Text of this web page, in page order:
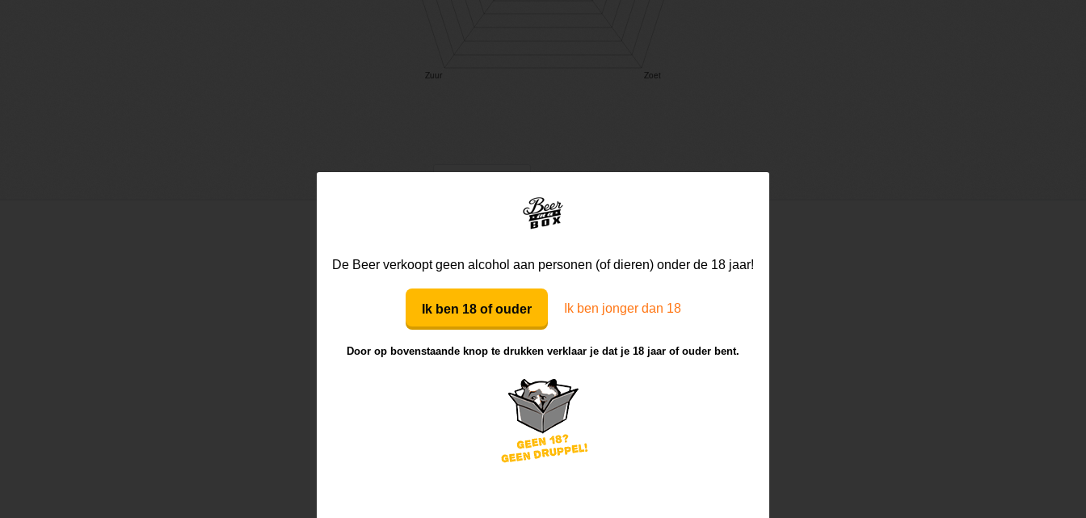
Mijn review bij dit bier
De Beer verkoopt geen alcohol aan personen (of dieren) onder de 18 jaar!
Ik ben 18 of ouder Ik ben jonger dan 18
Door op bovenstaande knop te drukken verklaar je dat je 18 jaar of ouder bent.